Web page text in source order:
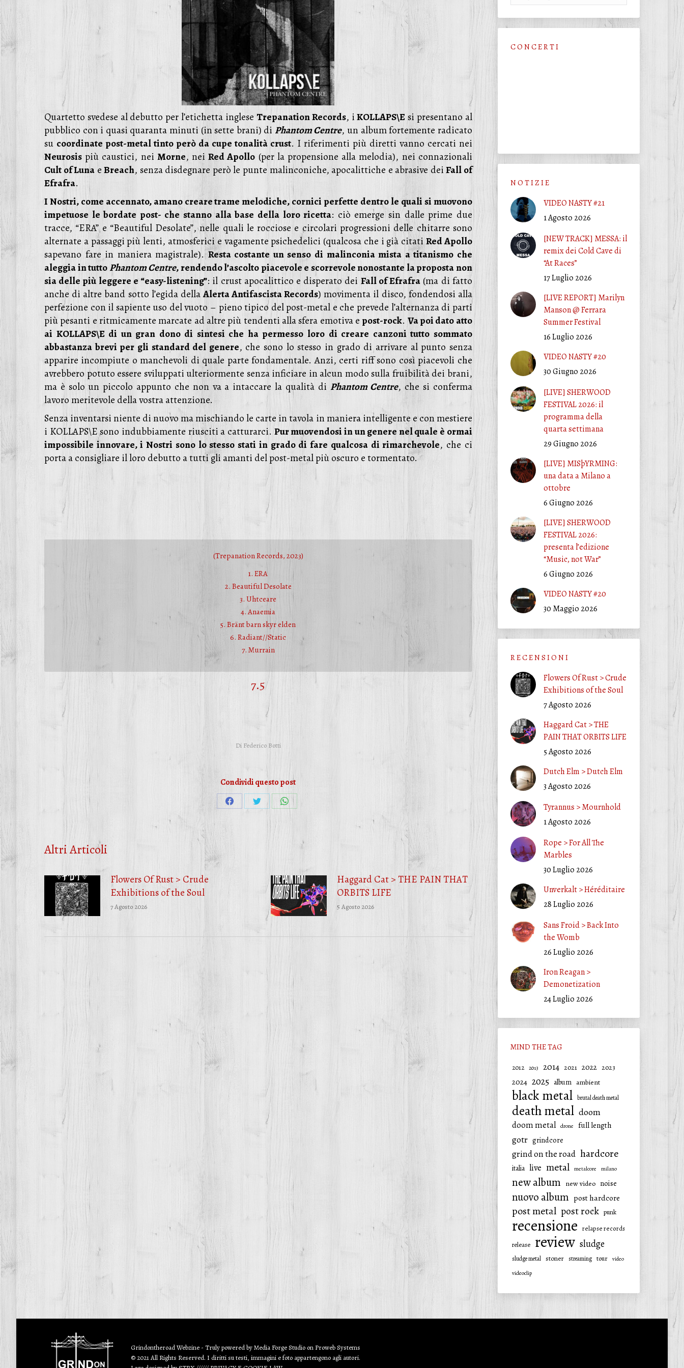
Quartetto svedese al debutto per l’etichetta inglese Trepanation Records, iKOLLAPS\Esi presentano al
pubblico con i quasi quaranta minuti (in sette brani) di Phantom Centre, un album fortemente radicato
su coordinate post-metal tinto però da cupe tonalità crust. I riferimenti più diretti vanno cercati nei
Neurosis più caustici, nei Morne, neiRed Apollo (per la propensione alla melodia), nei connazionali
Cult of Luna eBreach, senza disdegnare però le punte malinconiche, apocalittiche e abrasive deiFall of
Efrafra.
I Nostri, come accennato, amano creare trame melodiche, cornici perfette dentro le quali si muovono
impetuose le bordate post- che stanno alla base della loro ricetta: ciò emerge sin dalle prime due
tracce, “ERA” e “Beautiful Desolate”, nelle quali le rocciose e circolari progressioni delle chitarre sono
alternate a passaggi più lenti, atmosferici e vagamente psichedelici (qualcosa che i già citatiRed Apollo
sapevano fare in maniera magistrale).Resta costante un senso di malinconia mista a titanismo che
aleggia in tuttoPhantom Centre, rendendo l’ascolto piacevole e scorrevole nonostante la proposta non
sia delle più leggere e “easy-listening”: il crust apocalittico e disperato dei Fall of Efrafra (ma di fatto
anche di altre band sotto l’egida dellaAlerta Antifascista Records) movimenta il disco, fondendosi alla
perfezione con il sapiente uso del vuoto – pieno tipico del post-metal e che prevede l’alternanza di parti
più pesanti e ritmicamente marcate ad altre più tendenti alla sfera emotiva epost-rock. Va poi dato atto
ai KOLLAPS\E di un gran dono di sintesi che ha permesso loro di creare canzoni tutto sommato
abbastanza brevi per gli standard del genere, che sono lo stesso in grado di arrivare al punto senza
apparire incompiute o manchevoli di quale parte fondamentale. Anzi, certi riff sono così piacevoli che
avrebbero potuto essere sviluppati ulteriormente senza inficiare in alcun modo sulla fruibilità dei brani,
ma è solo un piccolo appunto che non va a intaccare la qualità di Phantom Centre, che si conferma
lavoro meritevole della vostra attenzione.
Senza inventarsi niente di nuovo ma mischiando le carte in tavola in maniera intelligente e con mestiere
i KOLLAPS\E sono indubbiamente riusciti a catturarci. Pur muovendosi in un genere nel quale è ormai
impossibile innovare, i Nostri sono lo stesso stati in grado di fare qualcosa di rimarchevole, che ci
porta a consigliare il loro debutto a tutti gli amanti del post-metal più oscuro e tormentato.
(TrepanationRecords, 2023)
1. ERA
2. Beautiful Desolate
3. Uhtceare
4. Anaemia
5. Bränt barn skyr elden
6. Radiant//Static
7. Murrain
7.5
Di Federico Botti
Condividi questo post
CondividiCondividiCondividi
WhatsApp
Altri Articoli
Flowers Of Rust > Crude
Exhibitions of the Soul
7 Agosto 2026
Haggard Cat > THE PAIN THAT
ORBITS LIFE
5 Agosto 2026
C O N C E R T I
N O T I Z I E
VIDEO NASTY #21
1 Agosto 2026
[NEW TRACK] MESSA: il
remix dei Cold Cave di
“At Races”
17 Luglio 2026
[LIVE REPORT] Marilyn
Manson @ Ferrara
Summer Festival
16 Luglio 2026
VIDEO NASTY #20
30 Giugno 2026
[LIVE] SHERWOOD
FESTIVAL 2026: il
programma della
quarta settimana
29 Giugno 2026
[LIVE] MISþYRMING:
una data a Milano a
ottobre
6 Giugno 2026
[LIVE] SHERWOOD
FESTIVAL 2026:
presenta l’edizione
“Music, not War”
6 Giugno 2026
VIDEO NASTY #20
30 Maggio 2026
R E C E N S I O N I
Flowers Of Rust > Crude
Exhibitions of the Soul
7 Agosto 2026
Haggard Cat > THE
PAIN THAT ORBITS LIFE
5 Agosto 2026
Dutch Elm > Dutch Elm
3 Agosto 2026
Tyrannus > Mournhold
1 Agosto 2026
Rope > For All The
Marbles
30 Luglio 2026
Unverkalt > Héréditaire
28 Luglio 2026
Sans Froid > Back Into
the Womb
26 Luglio 2026
Iron Reagan >
Demonetization
24 Luglio 2026
MIND THE TAG
2012 2013 2014 2021 2022 2023
2024 2025 album ambient
black metal brutal death metal
death metal doom
doom metal drone full length
gotr grindcore
grind on the road hardcore
italia live metal metalcore milano
new album new video noise
nuovo album post hardcore
post metal post rock punk
recensione relapse records
release
review sludge
sludge metal stoner streaming tour
video
videoclip
Grindontheroad Webzine - Truly powered byMedia Forge Studio on ProwebSystems
© 2021 All Rights Reserved. I diritti su testi, immagini e foto appartengono agli autori.